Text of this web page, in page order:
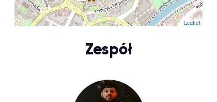
Leaflet
Zespół